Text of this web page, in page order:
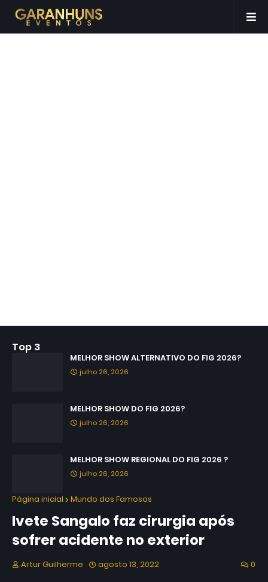
Top 3
MELHOR SHOW ALTERNATIVO DO FIG 2026?
julho 26, 2026
MELHOR SHOW DO FIG 2026?
julho 26, 2026
MELHOR SHOW REGIONAL DO FIG 2026 ?
julho 26, 2026
Página inicial Mundo dos Famosos
Ivete Sangalo faz cirurgia após
sofrer acidente no exterior
Artur Guilherme agosto 13, 2022 0